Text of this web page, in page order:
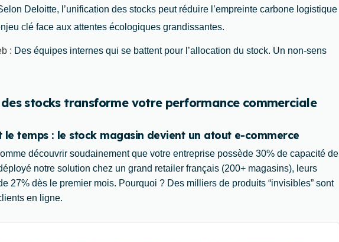
Deloitte, l’unification des stocks peut réduire l’empreinte carbone logistique
clé face aux attentes écologiques grandissantes.
: Des équipes internes qui se battent pour l’allocation du stock. Un non-sens
stocks transforme votre performance commerciale
le temps : le stock magasin devient un atout e-commerce
découvrir soudainement que votre entreprise possède 30% de capacité de
notre solution chez un grand retailer français (200+ magasins), leurs
27% dès le premier mois. Pourquoi ? Des milliers de produits “invisibles” sont
en ligne.